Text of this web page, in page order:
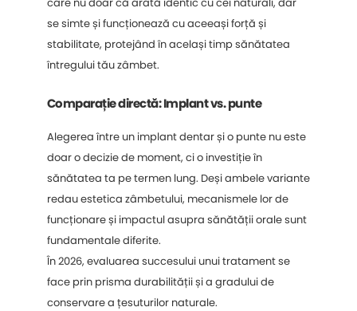
se simte și funcționează cu aceeași forță și
stabilitate, protejând în același timp sănătatea
întregului tău zâmbet.
Comparație directă: Implant vs. punte
Alegerea între un implant dentar și o punte nu este
doar o decizie de moment, ci o investiție în
sănătatea ta pe termen lung. Deși ambele variante
redau estetica zâmbetului, mecanismele lor de
funcționare și impactul asupra sănătății orale sunt
fundamentale diferite.
În 2026, evaluarea succesului unui tratament se
face prin prisma durabilității și a gradului de
conservare a țesuturilor naturale.